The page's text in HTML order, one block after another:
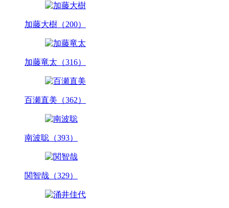
加藤大樹（200）
加藤竜太（316）
百瀬直美（362）
南波聡（393）
関智哉（329）